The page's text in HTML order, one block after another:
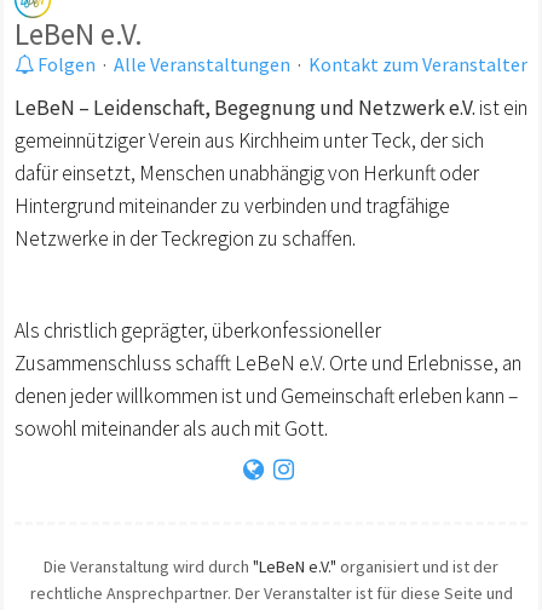
LeBeN e.V.
Folgen · Alle Veranstaltungen · Kontakt zum Veranstalter
LeBeN – Leidenschaft, Begegnung und Netzwerk e.V. ist ein
gemeinnütziger Verein aus Kirchheim unter Teck, der sich
dafür einsetzt, Menschen unabhängig von Herkunft oder
Hintergrund miteinander zu verbinden und tragfähige
Netzwerke in der Teckregion zu schaffen.
Als christlich geprägter, überkonfessioneller
Zusammenschluss schafft LeBeN e.V. Orte und Erlebnisse, an
denen jeder willkommen ist und Gemeinschaft erleben kann –
sowohl miteinander als auch mit Gott.
Die Veranstaltung wird durch "LeBeN e.V." organisiert und ist der
rechtliche Ansprechpartner. Der Veranstalter ist für diese Seite und